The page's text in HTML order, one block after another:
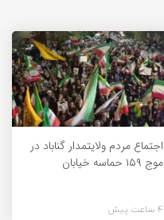
اجتماع مردم ولایتمدار گناباد در
موج ۱۵۹ حماسه خیابان
4 ساعت پیش